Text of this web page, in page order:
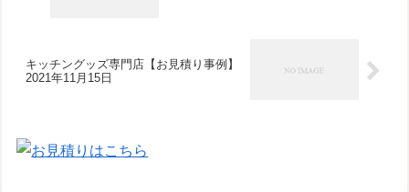
キッチングッズ専門店【お見積り事例】
2021年11月15日